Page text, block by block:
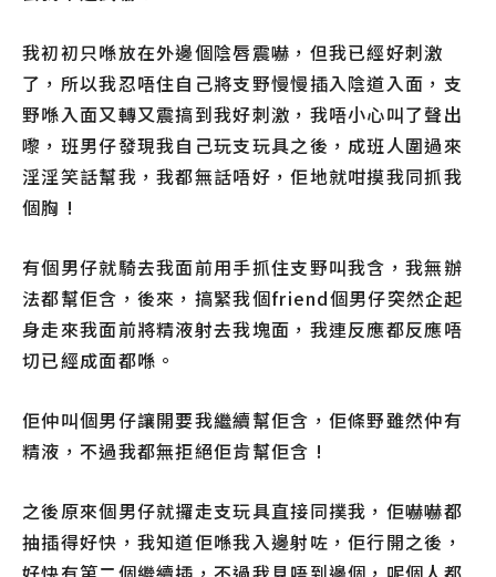
我初初只喺放在外邊個陰唇震嚇，但我已經好刺激
了，所以我忍唔住自己將支野慢慢插入陰道入面，支
野喺入面又轉又震搞到我好刺激，我唔小心叫了聲出
嚟，班男仔發現我自己玩支玩具之後，成班人圍過來
淫淫笑話幫我，我都無話唔好，佢地就咁摸我同抓我
個胸 !
有個男仔就騎去我面前用手抓住支野叫我含，我無辦
法都幫佢含，後來，搞緊我個friend個男仔突然企起
身走來我面前將精液射去我塊面，我連反應都反應唔
切已經成面都喺。
佢仲叫個男仔讓開要我繼續幫佢含，佢條野雖然仲有
精液，不過我都無拒絕佢肯幫佢含 !
之後原來個男仔就攞走支玩具直接同撲我，佢嚇嚇都
抽插得好快，我知道佢喺我入邊射咗，佢行開之後，